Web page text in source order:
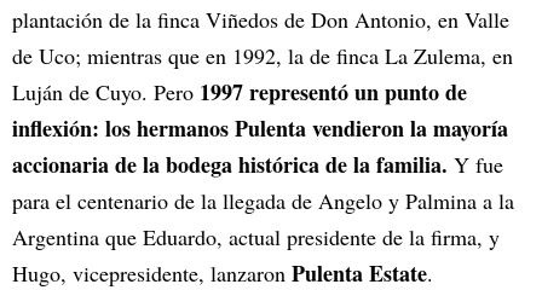
plantación de la finca Viñedos de Don Antonio, en Valle
de Uco; mientras que en 1992, la de finca La Zulema, en
Luján de Cuyo. Pero 1997 representó un punto de
inflexión: los hermanos Pulenta vendieron la mayoría
accionaria de la bodega histórica de la familia. Y fue
para el centenario de la llegada de Angelo y Palmina a la
Argentina que Eduardo, actual presidente de la firma, y
Hugo, vicepresidente, lanzaron Pulenta Estate.